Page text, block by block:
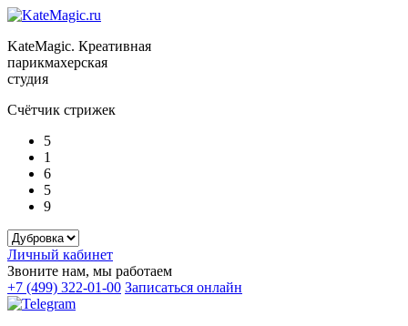
KateMagic. Креативная
парикмахерская
студия
Счётчик стрижек
5
1
6
5
9
Личный кабинет
Звоните нам, мы работаем
+7 (499) 322-01-00 Записаться онлайн